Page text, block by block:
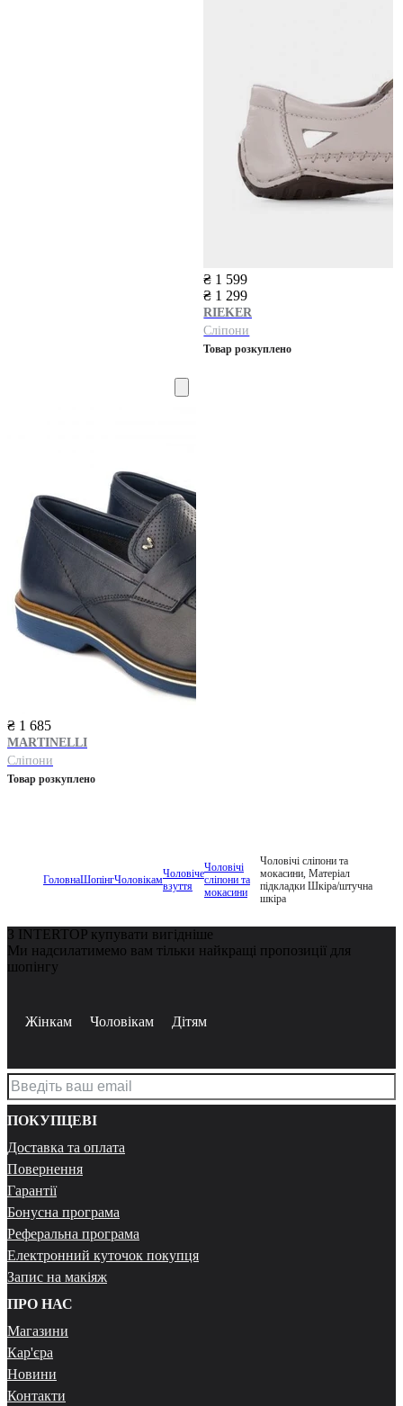
₴ 1 599
₴ 1 299
RIEKER
Сліпони
Товар розкуплено
₴ 1 685
MARTINELLI
Сліпони
Товар розкуплено
ГоловнаШопінгЧоловікамЧоловіче
взуття
Чоловічі
сліпони та
мокасини
Чоловічі сліпони та
мокасини, Матеріал
підкладки Шкіра/штучна
шкіра
З INTERTOP купувати вигідніше
Ми надсилатимемо вам тільки найкращі пропозиції для
шопінгу
Жінкам Чоловікам Дітям
ПОКУПЦЕВІ
Доставка та оплата
Повернення
Гарантії
Бонусна програма
Реферальна програма
Електронний куточок покупця
Запис на макіяж
ПРО НАС
Магазини
Кар'єра
Новини
Контакти